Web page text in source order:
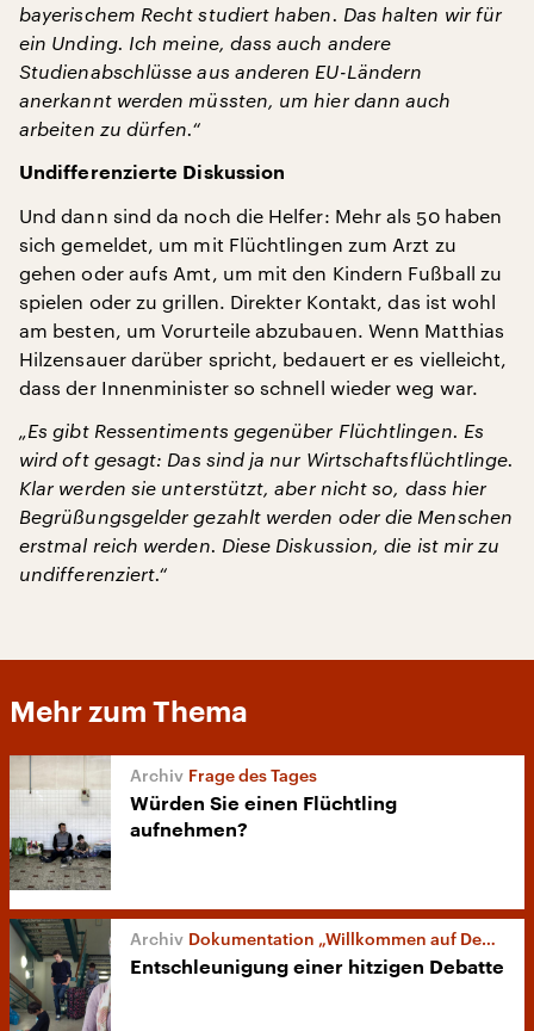
bayerischem Recht studiert haben. Das halten wir für
ein Unding. Ich meine, dass auch andere
Studienabschlüsse aus anderen EU-Ländern
anerkannt werden müssten, um hier dann auch
arbeiten zu dürfen.“
Undifferenzierte Diskussion
Und dann sind da noch die Helfer: Mehr als 50 haben
sich gemeldet, um mit Flüchtlingen zum Arzt zu
gehen oder aufs Amt, um mit den Kindern Fußball zu
spielen oder zu grillen. Direkter Kontakt, das ist wohl
am besten, um Vorurteile abzubauen. Wenn Matthias
Hilzensauer darüber spricht, bedauert er es vielleicht,
dass der Innenminister so schnell wieder weg war.
„Es gibt Ressentiments gegenüber Flüchtlingen. Es
wird oft gesagt: Das sind ja nur Wirtschaftsflüchtlinge.
Klar werden sie unterstützt, aber nicht so, dass hier
Begrüßungsgelder gezahlt werden oder die Menschen
erstmal reich werden. Diese Diskussion, die ist mir zu
undifferenziert.“
Mehr zum Thema
Frage des Tages
Würden Sie einen Flüchtling
aufnehmen?
Dokumentation „Willkommen auf Deutsch“
Entschleunigung einer hitzigen Debatte